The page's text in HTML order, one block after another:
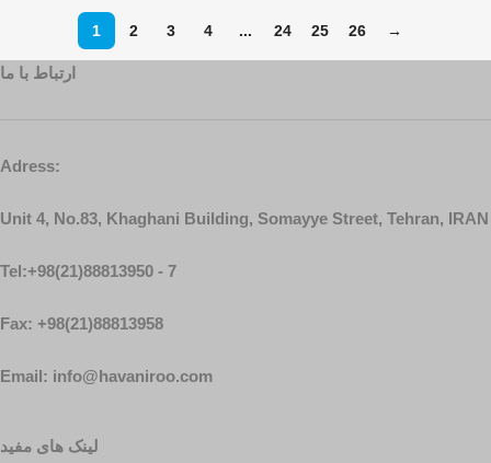
1 2 3 4 ... 24 25 26 →
ارتباط با ما
Adress:
Unit 4, No.83, Khaghani Building, Somayye Street, Tehran, IRAN
Tel:+98(21)88813950 - 7
Fax: +98(21)88813958
Email: info@havaniroo.com
لینک های مفید